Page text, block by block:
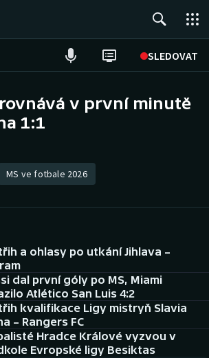
SLEDOVAT
v první minutě
1:1
MS ve fotbale 2026
a ohlasy po utkání Jihlava –
dal první góly po MS, Miami
Atlético San Luis 4:2
kvalifikace Ligy mistryň Slavia
– Rangers FC
Hradce Králové vyzvou v
Evropské ligy Besiktas